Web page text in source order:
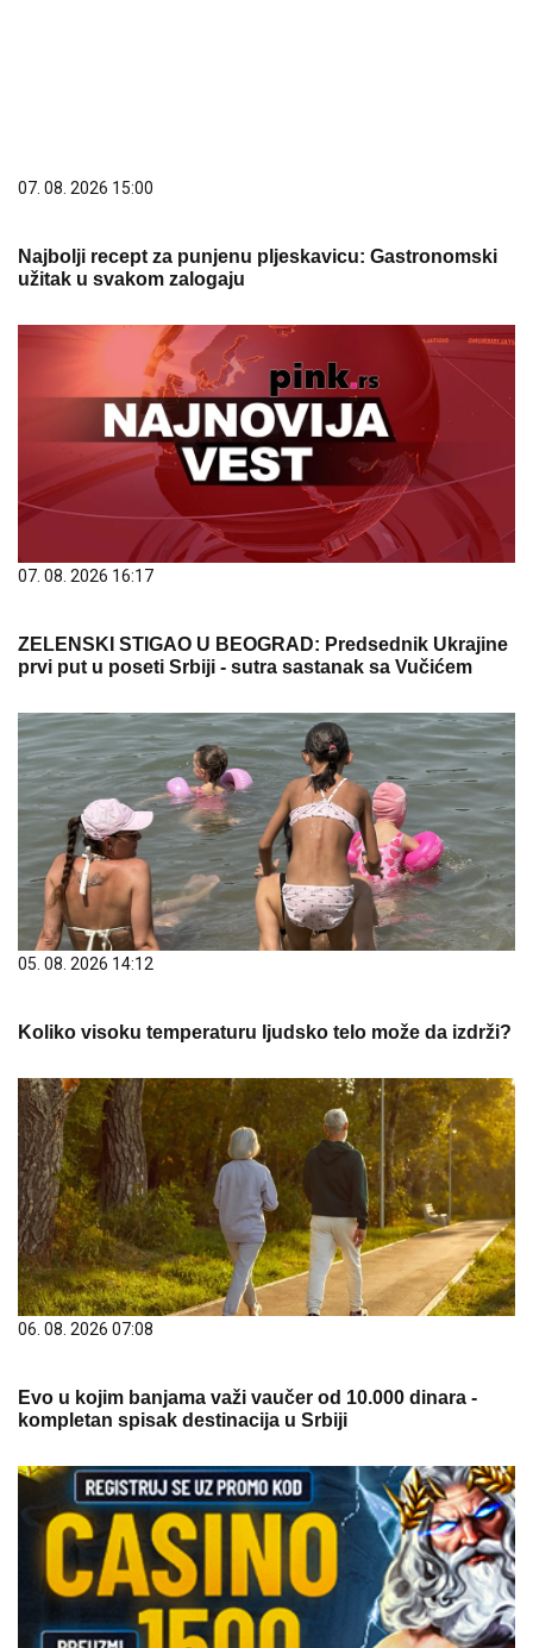
07. 08. 2026 15:00
Najbolji recept za punjenu pljeskavicu: Gastronomski
užitak u svakom zalogaju
07. 08. 2026 16:17
ZELENSKI STIGAO U BEOGRAD: Predsednik Ukrajine
prvi put u poseti Srbiji - sutra sastanak sa Vučićem
05. 08. 2026 14:12
Koliko visoku temperaturu ljudsko telo može da izdrži?
06. 08. 2026 07:08
Evo u kojim banjama važi vaučer od 10.000 dinara -
kompletan spisak destinacija u Srbiji